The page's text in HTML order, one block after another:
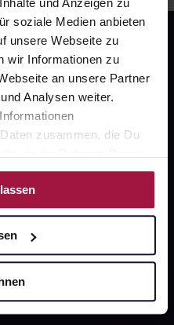
und Anzeigen zu
soziale Medien anbieten
unsere Webseite zu
wir Informationen zu
an unsere Partner
Analysen weiter.
zusammen, die Du
haben.